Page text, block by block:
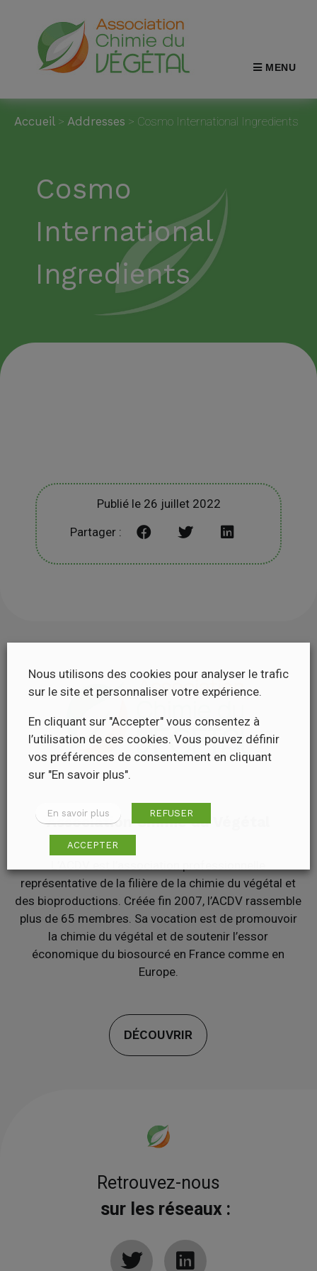
MENU
Accueil > Addresses > Cosmo International Ingredients
Cosmo
International
Ingredients
Publié le 26 juillet 2022
Partager :
Association Chimie du Végétal
représentative de la filière de la chimie du végétal et
des bioproductions. Créée fin 2007, l’ACDV rassemble
plus de 65 membres. Sa vocation est de promouvoir
la chimie du végétal et de soutenir l’essor
économique du biosourcé en France comme en
Europe.
DÉCOUVRIR
Retrouvez-nous
sur les réseaux :
Nous utilisons des cookies pour analyser le trafic
sur le site et personnaliser votre expérience.
En cliquant sur "Accepter" vous consentez à
l’utilisation de ces cookies. Vous pouvez définir
vos préférences de consentement en cliquant
sur "En savoir plus".
En savoir plus REFUSER
ACCEPTER